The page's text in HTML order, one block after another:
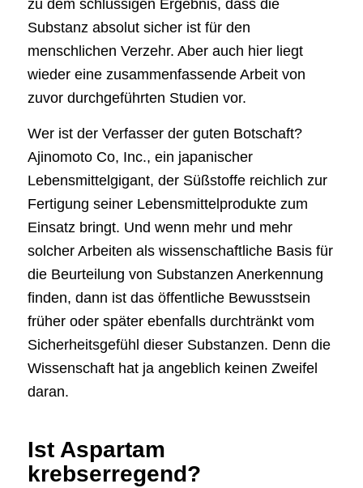
zu dem schlüssigen Ergebnis, dass die
Substanz absolut sicher ist für den
menschlichen Verzehr. Aber auch hier liegt
wieder eine zusammenfassende Arbeit von
zuvor durchgeführten Studien vor.
Wer ist der Verfasser der guten Botschaft?
Ajinomoto Co, Inc., ein japanischer
Lebensmittelgigant, der Süßstoffe reichlich zur
Fertigung seiner Lebensmittelprodukte zum
Einsatz bringt. Und wenn mehr und mehr
solcher Arbeiten als wissenschaftliche Basis für
die Beurteilung von Substanzen Anerkennung
finden, dann ist das öffentliche Bewusstsein
früher oder später ebenfalls durchtränkt vom
Sicherheitsgefühl dieser Substanzen. Denn die
Wissenschaft hat ja angeblich keinen Zweifel
daran.
Ist Aspartam
krebserregend?